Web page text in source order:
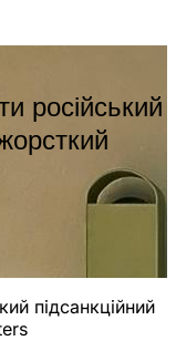
російський
підсанкційний